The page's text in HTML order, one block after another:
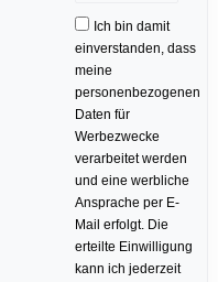
Ich bin damit
einverstanden, dass
meine
personenbezogenen
Daten für
Werbezwecke
verarbeitet werden
und eine werbliche
Ansprache per E-
Mail erfolgt. Die
erteilte Einwilligung
kann ich jederzeit